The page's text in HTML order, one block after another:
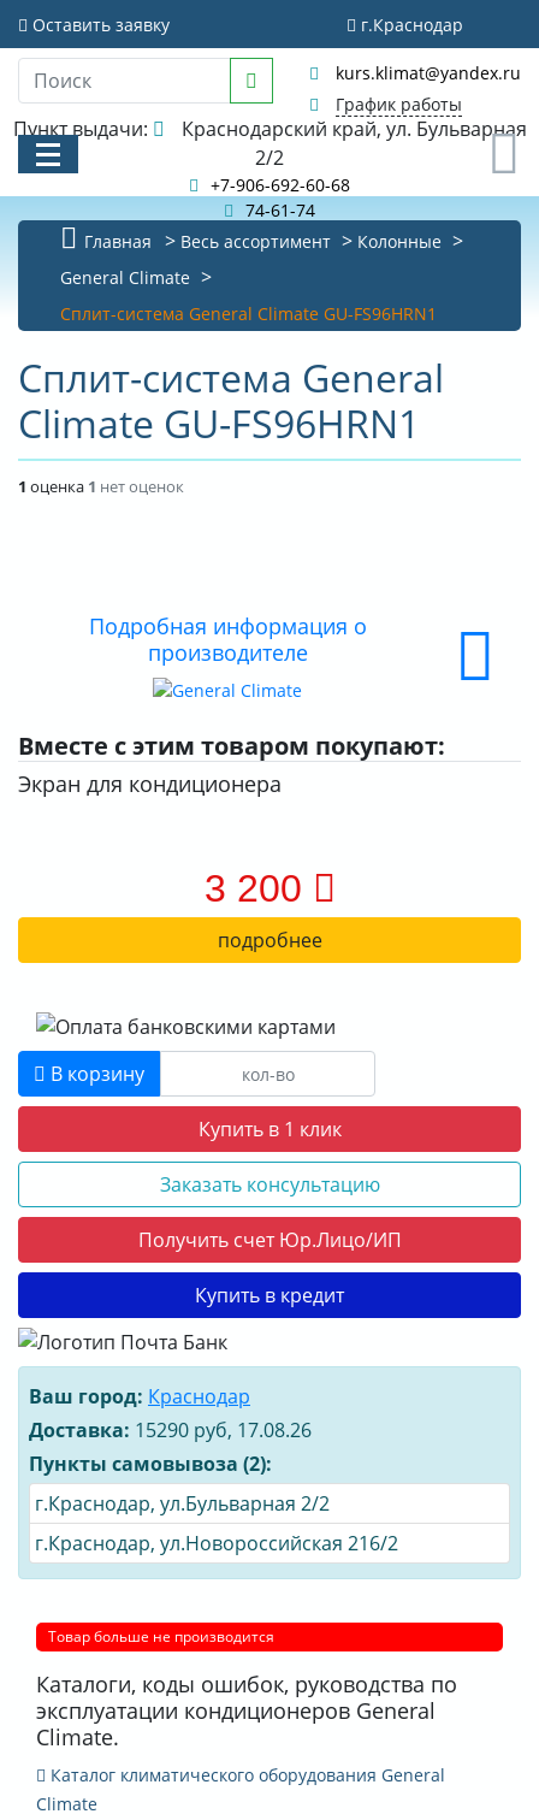
Оставить заявку г.Краснодар
kurs.klimat@yandex.ru
График работы
Пункт выдачи:
2/2
+7-906-692-60-68
74-61-74
КАТАЛОГ
АКЦИИ И РАСПРОДАЖИ
БИБЛИОТЕКА
НОВОСТИ
ОПЛАТА
Главная Весь ассортимент
Колонные
General Climate
Сплит-система General Climate GU-FS96HRN1
Сплит-система General
Climate GU-FS96HRN1
1 оценка 1 нет оценок
Подробная информация о
производителе
Вместе с этим товаром покупают:
Экран для кондиционера
3 200
подробнее
В корзину
Купить в 1 клик
Заказать консультацию
Получить счет Юр.Лицо/ИП
Купить в кредит
Ваш город: Краснодар
Доставка: 15290 руб, 17.08.26
Пункты самовывоза (2):
г.Краснодар, ул.Бульварная 2/2
г.Краснодар, ул.Новороссийская 216/2
Товар больше не производится
Каталоги, коды ошибок, руководства по
эксплуатации кондиционеров General
Climate.
Каталог климатического оборудования General
Climate